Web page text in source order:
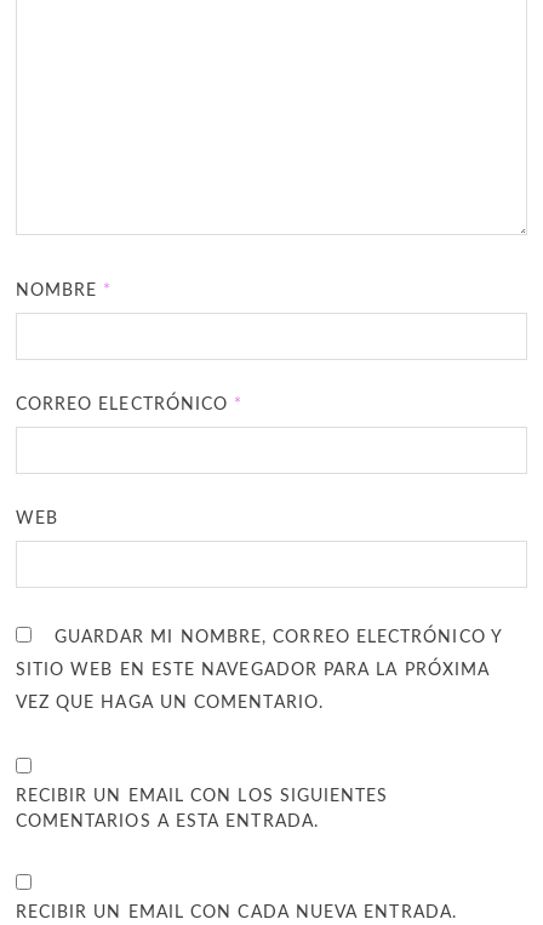
NOMBRE *
CORREO ELECTRÓNICO *
WEB
GUARDAR MI NOMBRE, CORREO ELECTRÓNICO Y
SITIO WEB EN ESTE NAVEGADOR PARA LA PRÓXIMA
VEZ QUE HAGA UN COMENTARIO.
RECIBIR UN EMAIL CON LOS SIGUIENTES
COMENTARIOS A ESTA ENTRADA.
RECIBIR UN EMAIL CON CADA NUEVA ENTRADA.